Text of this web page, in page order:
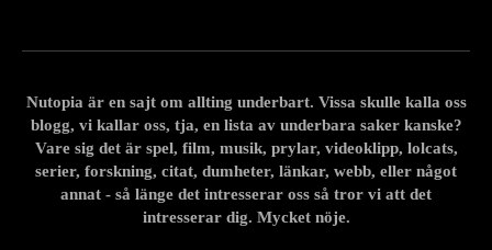
Nutopia är en sajt om allting underbart. Vissa skulle kalla oss
blogg, vi kallar oss, tja, en lista av underbara saker kanske?
Vare sig det är spel, film, musik, prylar, videoklipp, lolcats,
serier, forskning, citat, dumheter, länkar, webb, eller något
annat - så länge det intresserar oss så tror vi att det
intresserar dig. Mycket nöje.